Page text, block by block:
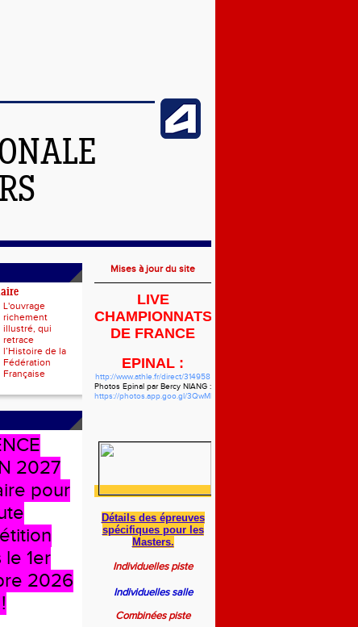
L'ouvrage
richement
illustré, qui
retrace
l’Histoire de la
Fédération
Française
2027
pour
1er
2026
Mises à jour du site
LIVE
CHAMPIONNATS
DE FRANCE
EPINAL :
http://www.athle.fr/direct/314958
Photos Epinal par Bercy NIANG :
https://photos.app.goo.gl/3QwMbzgWHVdYf5pw7
Détails des épreuves
spécifiques pour les
Masters.
Individuelles piste
Individuelles salle
Combinées piste